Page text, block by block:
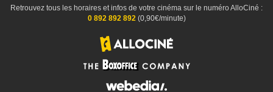
Retrouvez tous les horaires et infos de votre cinéma sur le numéro AlloCiné :
0 892 892 892(0,90€/minute)